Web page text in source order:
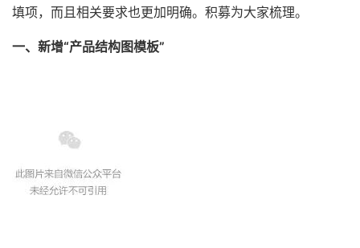
填项，而且相关要求也更加明确。积募为大家梳理。
一、新增“产品结构图模板”